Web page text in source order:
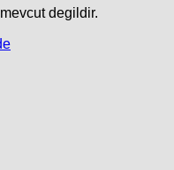
degildir.